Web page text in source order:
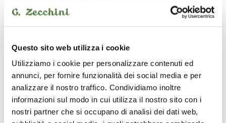
Questo sito web utilizza i cookie
Utilizziamo i cookie per personalizzare contenuti ed
annunci, per fornire funzionalità dei social media e per
analizzare il nostro traffico. Condividiamo inoltre
informazioni sul modo in cui utilizza il nostro sito con i
nostri partner che si occupano di analisi dei dati web,